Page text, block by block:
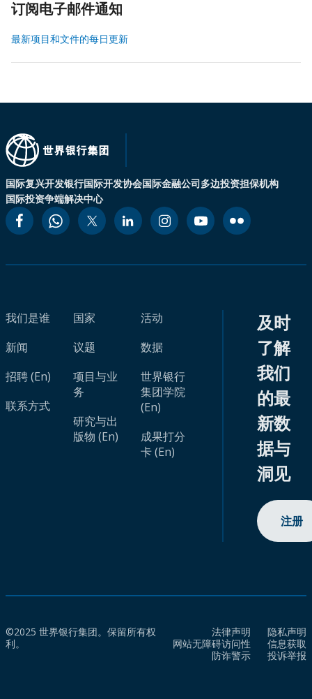
订阅电子邮件通知
最新项目和文件的每日更新
国际复兴开发银行国际开发协会国际金融公司多边投资担保机构
国际投资争端解决中心
我们是谁
新闻
招聘 (En)
联系方式
国家
议题
项目与业
务
研究与出
版物 (En)
活动
数据
世界银行
集团学院
(En)
成果打分
卡 (En)
及时
了解
我们
的最
新数
据与
洞见
注册
©2025 世界银行集团。保留所有权
利。
法律声明
隐私声明
网站无障碍访问性
信息获取
防诈警示
投诉举报